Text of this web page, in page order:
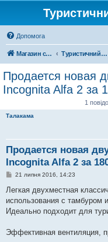
Допомога
Магазин спорядження Туристичний форум «Рюкзак»
Продается новая
Incognita Alfa 2 за
1
Талакама
Продается новая
Incognita Alfa 2 за
П
в
д
о
м
е
н
21 липня 2016, 14:23
Легкая двухместная
использования с тамбуром
Идеально подходит для
Эффективная вентиляция,